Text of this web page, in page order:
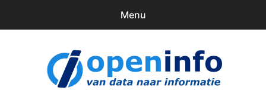
Menu
Downloads